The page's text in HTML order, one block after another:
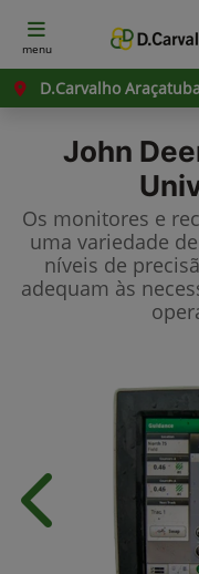
menu
D.Carvalho Araçatuba
John
Os monitores e
uma variedade
níveis de
adequam às
Anterior